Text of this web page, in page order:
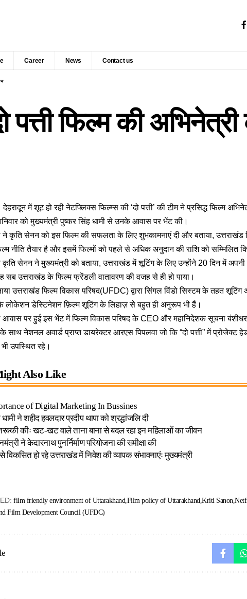
Career News Contact us
पत्ती फिल्म की
देहरादून में शूट हो रही नेटफ्लिक्स फिल्म्स की ‘दो पत्ती’ की टीम ने प्रसिद्ध फिल्म
को मुख्यमंत्री पुष्कर सिंह धामी से उनके आवास पर भेंट की।
ने कृति सेनन को इस फिल्म की सफलता के लिए शुभकामनाएं दी और बताया, उत्तराखंड
नीति तैयार है और इसमें फिल्मों को पहले से अधिक अनुदान की राशि को सम्मिलित
कृति सेनन ने मुख्यमंत्री को बताया, उत्तराखंड में शूटिंग के लिए उन्होंने 20 दिन में
सब उत्तराखंड के फिल्म फ्रेंडली वातावरण की वजह से ही हो पाया।
उत्तराखंड फिल्म विकास परिषद(UFDC) द्वारा सिंगल विंडो सिस्टम के तहत
लोकेशन डेस्टिनेशन फ़िल्म शूटिंग के लिहाज़ से बहुत ही अनुरूप भी हैं।
आवास पर हुई इस भेंट में फिल्म विकास परिषद के CEO और महानिदेशक सूचना बंशीधर
के साथ नेशनल अवार्ड प्राप्त डायरेक्टर आरएस पिपलवा जो कि “दो पत्ती” में प्रोजेक्ट
उपस्थित रहे।
Also Like
of Digital Marketing In Bussines
ने शहीद हवलदार प्रदीप थापा को श्रद्धांजलि दी
कीः खट-खट वाले ताना बाना से बदल रहा इन महिलाओं का जीवन
ने केदारनाथ पुनर्निर्माण परियोजना की समीक्षा की
विकसित हो रहे उत्तराखंड में निवेश की व्यापक संभावनाएंः मुख्यमंत्री
film friendly environment of Uttarakhand Film policy of Uttarakhand Kriti Sanon
Film Development Council (UFDC)